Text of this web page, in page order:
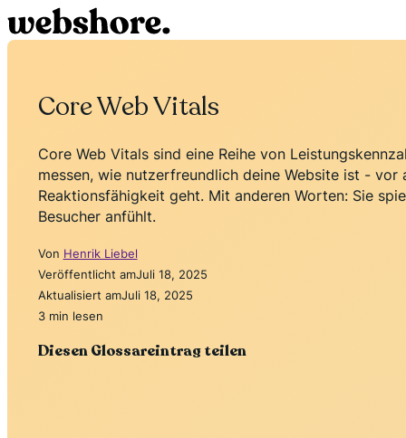
Core Web Vitals
Core Web Vitals sind eine Reihe von
messen, wie nutzerfreundlich deine Website ist -
Reaktionsfähigkeit geht. Mit anderen Worten: Sie
Besucher anfühlt.
Von Henrik Liebel
Veröffentlicht amJuli 18, 2025
Aktualisiert amJuli 18, 2025
3 min lesen
Diesen Glossareintrag teilen